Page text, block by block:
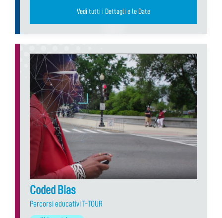
Vedi tutti i Dettagli e le Date
Coded Bias
Percorsi educativi T-TOUR